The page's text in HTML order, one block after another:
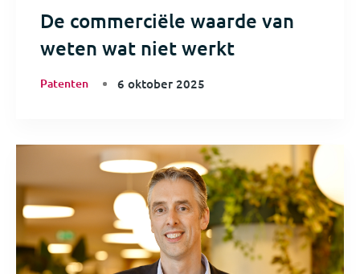
De commerciële waarde van
weten wat niet werkt
Patenten 6 oktober 2025